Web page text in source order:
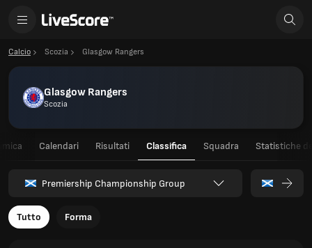
Calcio Scozia Glasgow Rangers
Glasgow Rangers
Scozia
Calendari Risultati Classifica Squadra Statistiche
Premiership Championship Group
Tutto Forma